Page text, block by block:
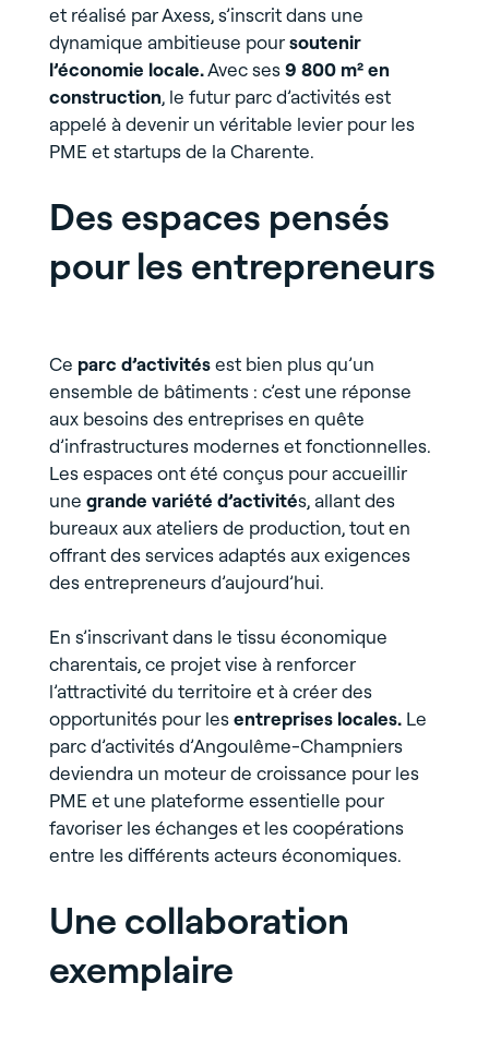
et réalisé par Axess, s’inscrit dans une
dynamique ambitieuse poursoutenir
l’économie locale.Avec ses9 800 m² en
construction, le futur parc d’activités est
appelé à devenir un véritable levier pour les
PME et startups de la Charente.
Des espaces pensés
pour les entrepreneurs
Ce parc d’activitésest bien plus qu’un
ensemble de bâtiments : c’est une réponse
aux besoins des entreprises en quête
d’infrastructures modernes et fonctionnelles.
Les espaces ont été conçus pour accueillir
une grande variété d’activités, allant des
bureaux aux ateliers de production, tout en
offrant des services adaptés aux exigences
des entrepreneurs d’aujourd’hui.
En s’inscrivant dans le tissu économique
charentais, ce projet vise à renforcer
l’attractivité du territoire et à créer des
opportunités pour lesentreprises locales.Le
parc d’activités d’Angoulême-Champniers
deviendra un moteur de croissance pour les
PME et une plateforme essentielle pour
favoriser les échanges et les coopérations
entre les différents acteurs économiques.
Une collaboration
exemplaire